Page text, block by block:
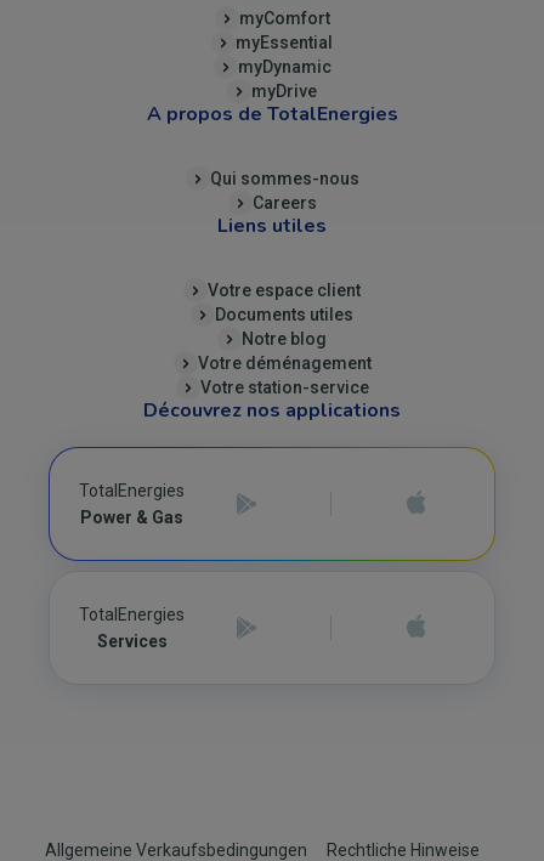
myComfort
myEssential
myDynamic
myDrive
A propos de TotalEnergies
Qui sommes-nous
Careers
Liens utiles
Votre espace client
Documents utiles
Notre blog
Votre déménagement
Votre station-service
Découvrez nos applications
TotalEnergies
Power & Gas
TotalEnergies
Services
Allgemeine Verkaufsbedingungen
Rechtliche Hinweise